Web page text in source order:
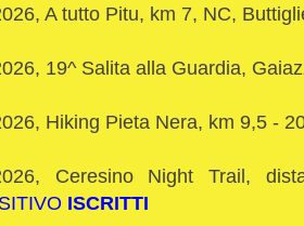
A tutto Pitu, km 7, NC,
19^ Salita alla Guardia,
Hiking Pieta Nera, km 9,5 -
Ceresino Night Trail,
ISCRITTI